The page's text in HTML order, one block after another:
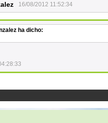
16/08/2012 11:52:34
ha dicho: